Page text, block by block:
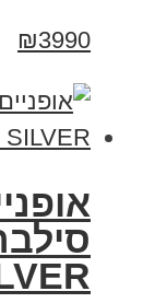
₪3990